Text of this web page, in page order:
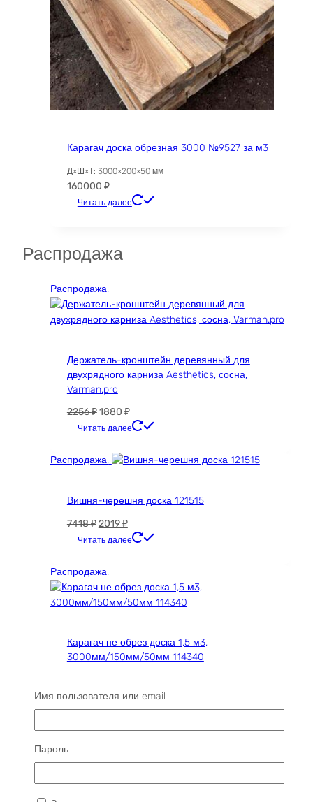
Карагач доска обрезная 3000 №9527 за м3
Д×Ш×Т: 3000×200×50 мм
160000 ₽
Читать далее
Распродажа
Распродажа!
Держатель-кронштейн деревянный для
двухрядного карниза Aesthetics, сосна,
Varman.pro
2256₽Первоначальная
цена
2256 ₽.
1880 ₽Текущая
цена:
Читать далее
Распродажа!
Вишня-черешня доска 121515
7418₽ Первоначальная
цена
7418 ₽.
2019₽Текущая
цена:
Читать далее
Распродажа!
Карагач не обрез доска 1,5 м3,
3000мм/150мм/50мм 114340
284346₽Первоначальная
цена
85200₽Текущая
цена:
Читать далее
Имя пользователя или email
Пароль